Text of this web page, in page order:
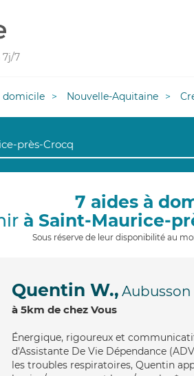
7j/7
domicile Nouvelle-Aquitaine
7 aides à
à Saint-Maurice-
Sous réserve de leur disponibilité au
Quentin W., Aubusson
à 5km de chez Vous
Énergique, rigoureux et
d'Assistante De Vie Dépendance
les troubles respiratoires, Quentin